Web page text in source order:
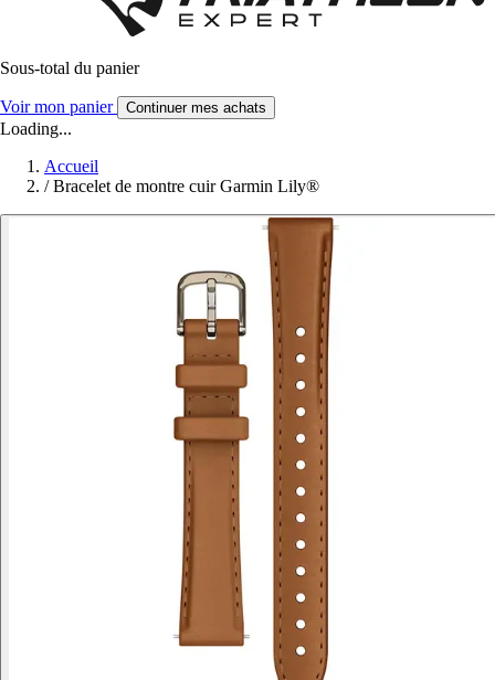
Sous-total du panier
Voir mon panier Continuer mes achats
Loading...
Accueil
/ Bracelet de montre cuir Garmin Lily®